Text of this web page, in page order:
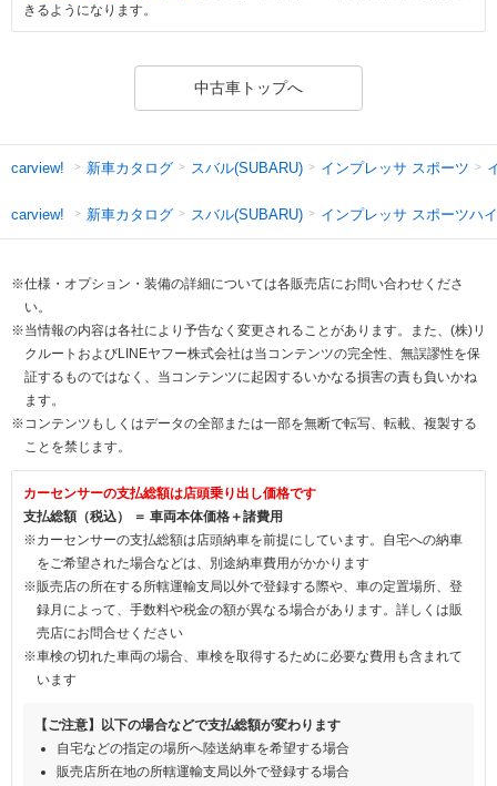
きるようになります。
中古車トップへ
carview! 新車カタログ スバル(SUBARU) インプレッサ スポーツ
carview! 新車カタログ スバル(SUBARU) インプレッサ スポーツハ
※仕様・オプション・装備の詳細については各販売店にお問い合わせくださ
い。
※当情報の内容は各社により予告なく変更されることがあります。また、(株)リ
クルートおよびLINEヤフー株式会社は当コンテンツの完全性、無誤謬性を保
証するものではなく、当コンテンツに起因するいかなる損害の責も負いかね
ます。
※コンテンツもしくはデータの全部または一部を無断で転写、転載、複製する
ことを禁じます。
カーセンサーの支払総額は店頭乗り出し価格です
支払総額（税込） ＝ 車両本体価格＋諸費用
※カーセンサーの支払総額は店頭納車を前提にしています。自宅への納車
をご希望された場合などは、別途納車費用がかかります
※販売店の所在する所轄運輸支局以外で登録する際や、車の定置場所、登
録月によって、手数料や税金の額が異なる場合があります。詳しくは販
売店にお問合せください
※車検の切れた車両の場合、車検を取得するために必要な費用も含まれて
います
【ご注意】以下の場合などで支払総額が変わります
自宅などの指定の場所へ陸送納車を希望する場合
販売店所在地の所轄運輸支局以外で登録する場合